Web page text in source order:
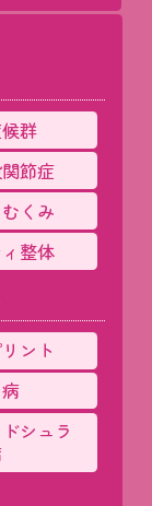
群
節症
くみ
整体
ント
シュラ